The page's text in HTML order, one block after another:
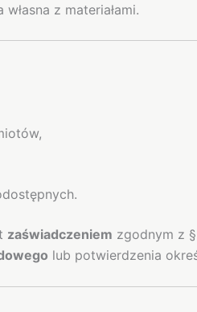
z materiałami.
zaświadczeniem zgodnym z
lub potwierdzenia